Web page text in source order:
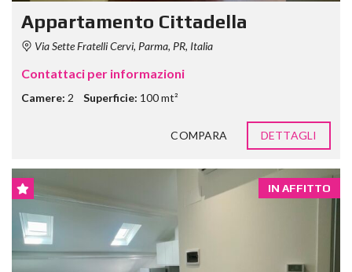
Appartamento Cittadella
Via Sette Fratelli Cervi, Parma, PR, Italia
Contattaci per informazioni
Camere: 2 Superficie: 100 mt²
COMPARA DETTAGLI
IN AFFITTO